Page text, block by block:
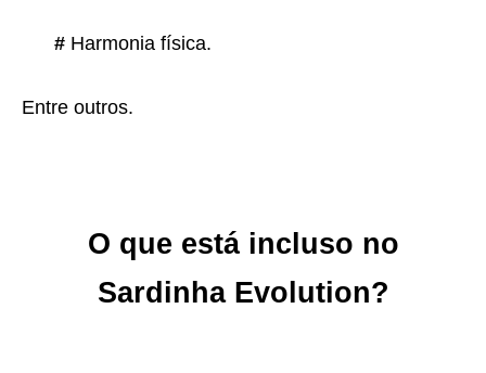
# Harmonia física.
Entre outros.
O que está incluso no
Sardinha Evolution?